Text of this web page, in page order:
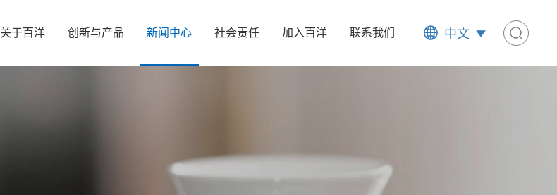
中文
关于百洋 创新与产品 新闻中心 社会责任 加入百洋 联系我们